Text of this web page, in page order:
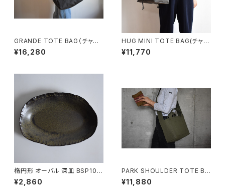
GRANDE TOTE BAG（チャコ
ール/グレー）
¥16,280
HUG MINI TOTE BAG(チャコ
ール/グレー)
¥11,770
楕円形 オーバル 深皿 BSP104
¥2,860
PARK SHOULDER TOTE BA
G (オリーブ/カーキ)
¥11,880